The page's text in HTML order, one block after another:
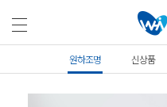
원하조명 신상품